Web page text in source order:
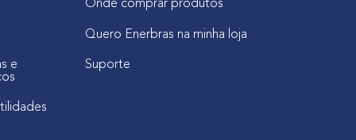
e
Onde comprar produtos
Quero Enerbras na minha loja
Suporte